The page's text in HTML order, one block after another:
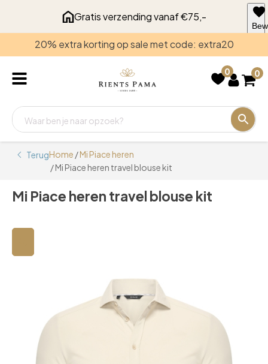
Gratis verzending vanaf €75,-
20% extra korting op sale met code: extra20
0 0
TerugHome /Mi Piace heren
/ Mi Piace heren travel blouse kit
Mi Piace heren travel blouse kit
voor